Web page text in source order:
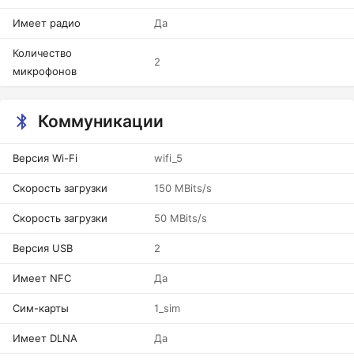
Имеет радио Да
Количество
микрофонов
2
Коммуникации
Версия Wi-Fi wifi_5
Скорость загрузки 150 MBits/s
Скорость загрузки 50 MBits/s
Версия USB 2
Имеет NFC Да
Сим-карты 1_sim
Имеет DLNA Да